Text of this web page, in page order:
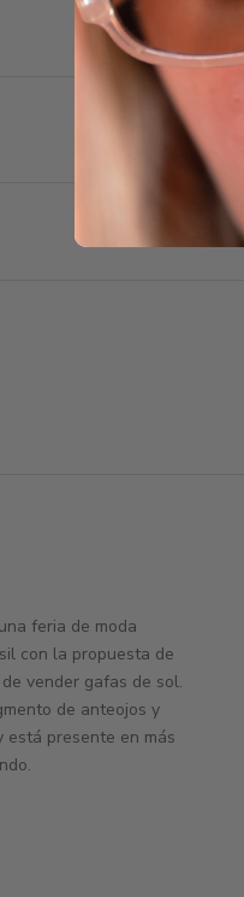
feria de moda
con la propuesta de
vender gafas de sol.
de anteojos y
está presente en más